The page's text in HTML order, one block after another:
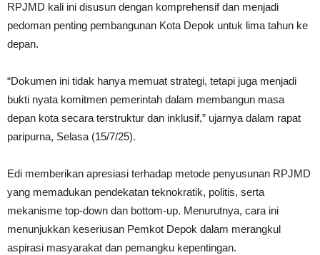
RPJMD kali ini disusun dengan komprehensif dan menjadi
pedoman penting pembangunan Kota Depok untuk lima tahun ke
depan.
“Dokumen ini tidak hanya memuat strategi, tetapi juga menjadi
bukti nyata komitmen pemerintah dalam membangun masa
depan kota secara terstruktur dan inklusif,” ujarnya dalam rapat
paripurna, Selasa (15/7/25).
Edi memberikan apresiasi terhadap metode penyusunan RPJMD
yang memadukan pendekatan teknokratik, politis, serta
mekanisme top-down dan bottom-up. Menurutnya, cara ini
menunjukkan keseriusan Pemkot Depok dalam merangkul
aspirasi masyarakat dan pemangku kepentingan.